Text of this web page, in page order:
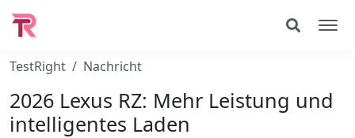
TestRight Nachricht
2026 Lexus RZ: Mehr Leistung und
intelligentes Laden